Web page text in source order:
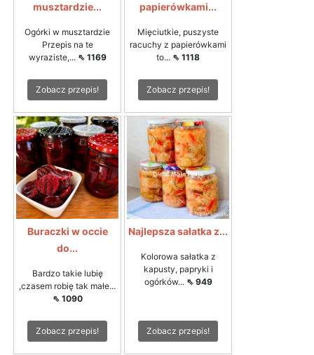
musztardzie...
Ogórki w musztardzie
Przepis na te
wyraziste,... ⇖ 1169
Zobacz przepis!
papierówkami...
Mięciutkie, puszyste
racuchy z papierówkami
to... ⇖ 1118
Zobacz przepis!
Buraczki w occie
do...
Bardzo takie lubię
,czasem robię tak małe...
⇖ 1090
Zobacz przepis!
Najlepsza sałatka z...
Kolorowa sałatka z
kapusty, papryki i
ogórków... ⇖ 949
Zobacz przepis!